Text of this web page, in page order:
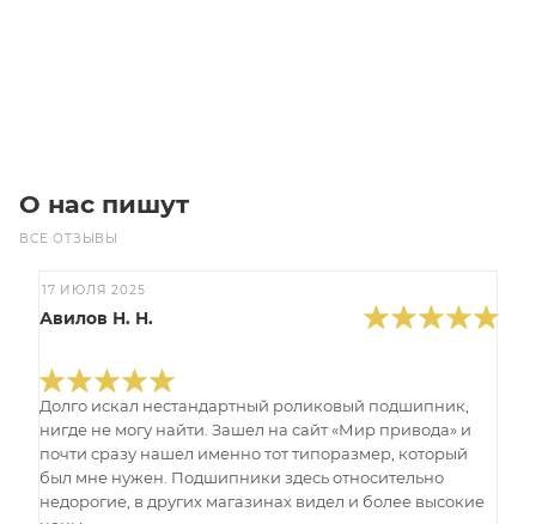
О нас пишут
ВСЕ ОТЗЫВЫ
17 ИЮЛЯ 2025
Авилов Н. Н.
Долго искал нестандартный роликовый подшипник,
нигде не могу найти. Зашел на сайт «Мир привода» и
почти сразу нашел именно тот типоразмер, который
был мне нужен. Подшипники здесь относительно
недорогие, в других магазинах видел и более высокие